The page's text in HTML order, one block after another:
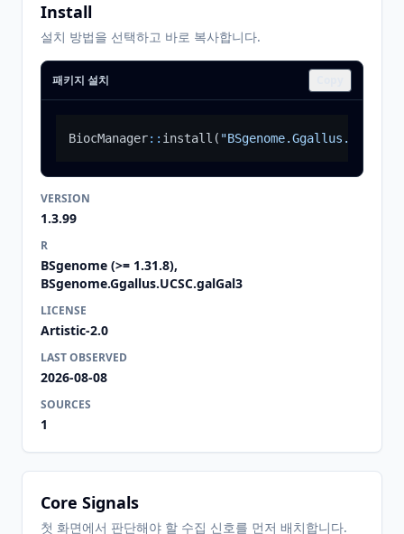
Install
설치 방법을 선택하고 바로 복사합니다.
패키지 설치
BiocManager:: install (
VERSION
1.3.99
R
BSgenome (>= 1.31.8),
BSgenome.Ggallus.UCSC.galGal3
LICENSE
Artistic-2.0
LAST OBSERVED
2026-08-08
SOURCES
1
Core Signals
첫 화면에서 판단해야 할 수집 신호를 먼저 배치합니다.